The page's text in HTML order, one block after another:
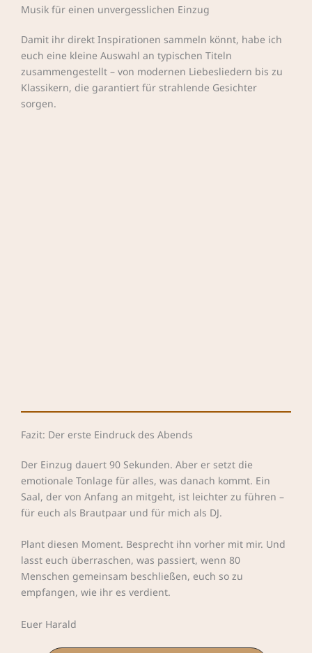
Musik für einen unvergesslichen Einzug
Damit ihr direkt Inspirationen sammeln könnt, habe ich
euch eine kleine Auswahl an typischen Titeln
zusammengestellt – von modernen Liebesliedern bis zu
Klassikern, die garantiert für strahlende Gesichter
sorgen.
Fazit: Der erste Eindruck des Abends
Der Einzug dauert 90 Sekunden. Aber er setzt die
emotionale Tonlage für alles, was danach kommt. Ein
Saal, der von Anfang an mitgeht, ist leichter zu führen –
für euch als Brautpaar und für mich als DJ.
Plant diesen Moment. Besprecht ihn vorher mit mir. Und
lasst euch überraschen, was passiert, wenn 80
Menschen gemeinsam beschließen, euch so zu
empfangen, wie ihr es verdient.
Euer Harald